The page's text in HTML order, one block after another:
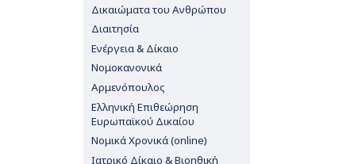
Δικαιώματα του Ανθρώπου
Διαιτησία
Ενέργεια & Δίκαιο
Νομοκανονικά
Αρμενόπουλος
Ελληνική Επιθεώρηση
Ευρωπαϊκού Δικαίου
Νομικά Χρονικά (online)
Ιατρικό Δίκαιο & Βιοηθική